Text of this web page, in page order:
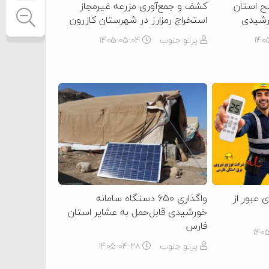
سطح استان
۰۶
کشف و جمع‌آوری مزرعه غیرمجاز
استخراج رمز‌ارز در شهرستان کازرون
پرتو جنوب ۱۴۰۵-۰۵-۰۴
عبور از
۳۰
واگذاری 650 دستگاه سامانه
خورشیدی قابل‌حمل به عشایر استان
فارس
پرتو جنوب ۱۴۰۵-۰۴-۲۸